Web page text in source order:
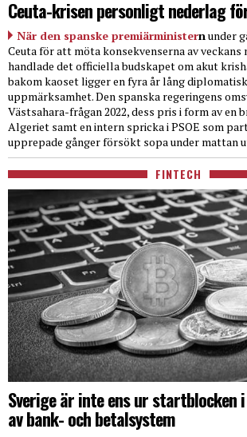
Ceuta-krisen personligt nederlag
När den spanske premiärministern under
Ceuta för att möta konsekvenserna av
handlade det officiella budskapet om akut
bakom kaoset ligger en fyra år lång
uppmärksamhet. Den spanska regeringens
Västsahara-frågan 2022, dess pris i form av en
Algeriet samt en intern spricka i PSOE som
upprepade gånger försökt sopa under mattan
FINTECH
Sverige är inte ens ur startblocken
av bank- och betalsystem